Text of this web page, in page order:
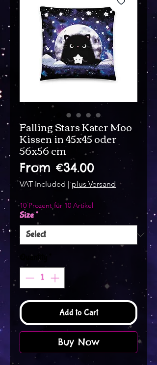
Falling Stars Kater Moo
Kissen in 45x45 oder
56x56 cm
From €34.00Sale
Price
VAT Included |plus Versand
10 Prozent für 10 Artikel
Size*
Quantity
Add to Cart
Buy Now